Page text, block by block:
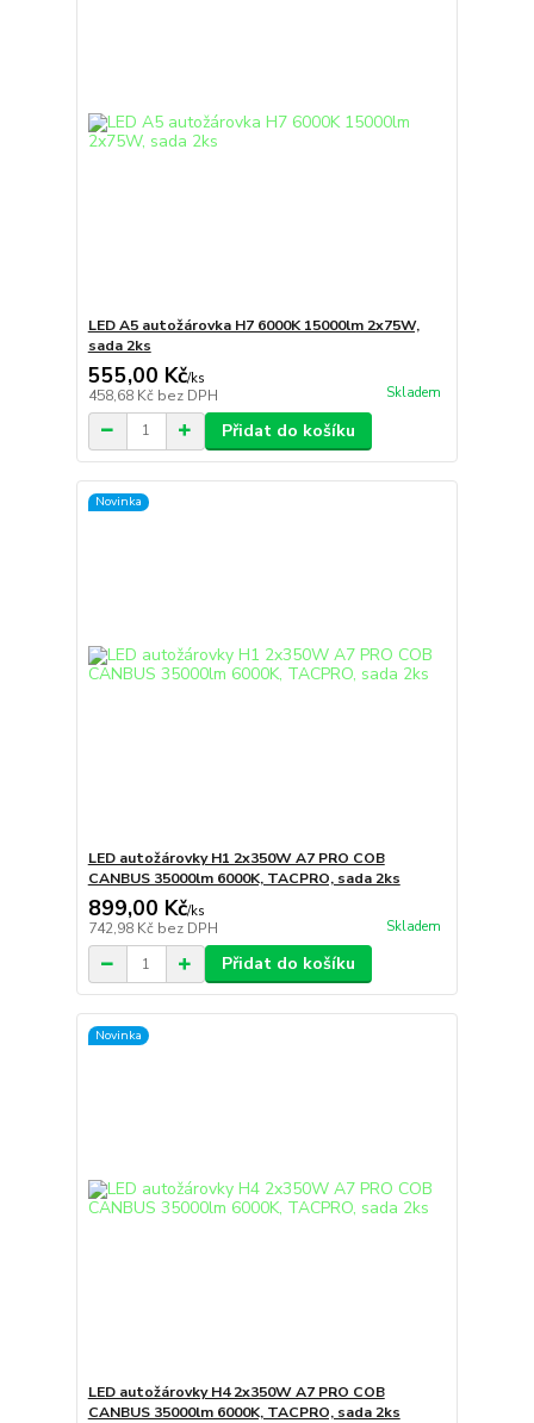
LED A5 autožárovka H7 6000K 15000lm 2x75W,
sada 2ks
555,00 Kč/ks
458,68 Kč bez DPH Skladem
Přidat do košíku
Novinka
LED autožárovky H1 2x350W A7 PRO COB
CANBUS 35000lm 6000K, TACPRO, sada 2ks
899,00 Kč/ks
742,98 Kč bez DPH Skladem
Přidat do košíku
Novinka
LED autožárovky H4 2x350W A7 PRO COB
CANBUS 35000lm 6000K, TACPRO, sada 2ks